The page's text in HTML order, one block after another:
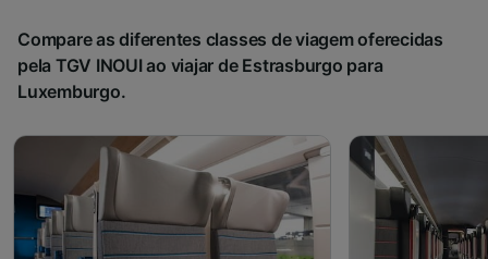
Compare as diferentes classes de viagem oferecidas
pela TGV INOUI ao viajar de Estrasburgo para
Luxemburgo.